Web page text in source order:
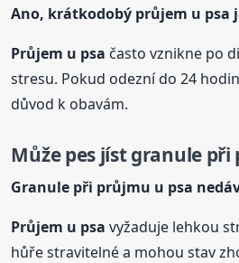
Ano, krátkodobý průjem u psa
Průjem u psa často vznikne po
stresu. Pokud odezní do 24
důvod k obavám.
Může pes jíst granule při
Granule při průjmu u psa
Průjem u psa vyžaduje lehkou
hůře stravitelné a mohou stav